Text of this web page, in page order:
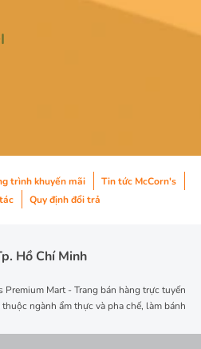
trình khuyến mãi
Tin tức McCorn's
Quy định đổi trả
Hồ Chí Minh
Mart - Trang bán hàng trực tuyến
ngành ẩm thực và pha chế, làm bánh